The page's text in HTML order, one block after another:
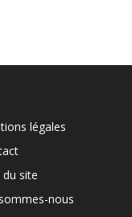
légales
du site
nous